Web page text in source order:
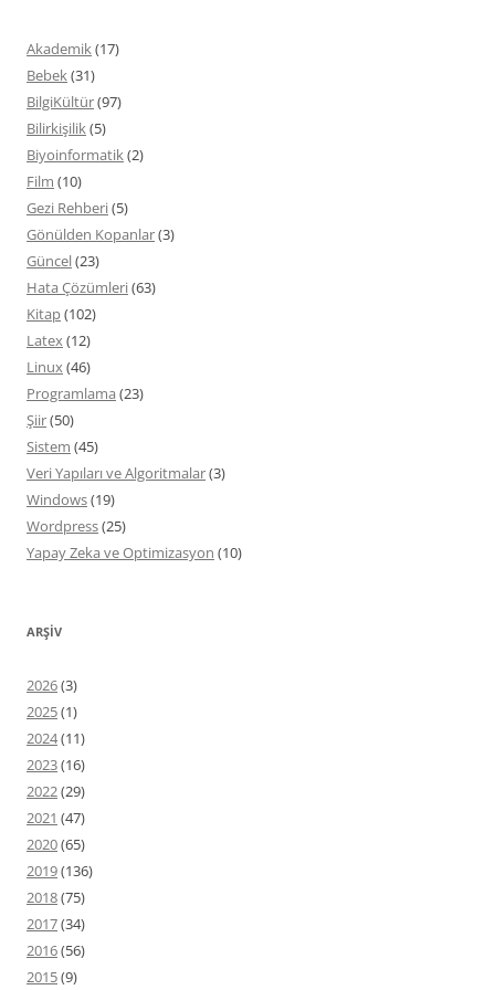
Akademik(17)
Bebek(31)
BilgiKültür(97)
Bilirkişilik(5)
Biyoinformatik(2)
Film (10)
Gezi Rehberi(5)
Gönülden Kopanlar(3)
Güncel(23)
Hata Çözümleri(63)
Kitap(102)
Latex(12)
Linux(46)
Programlama (23)
Şiir(50)
Sistem (45)
Veri Yapıları ve Algoritmalar(3)
Windows(19)
Wordpress(25)
Yapay Zeka ve Optimizasyon (10)
ARŞIV
2026(3)
2025(1)
2024(11)
2023(16)
2022(29)
2021 (47)
2020(65)
2019(136)
2018(75)
2017(34)
2016(56)
2015(9)